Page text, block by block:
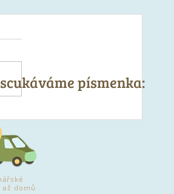
a semínky
písmenka:
domů